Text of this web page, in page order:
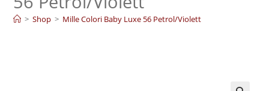
> Shop > Mille Colori Baby Luxe 56 Petrol/Violett